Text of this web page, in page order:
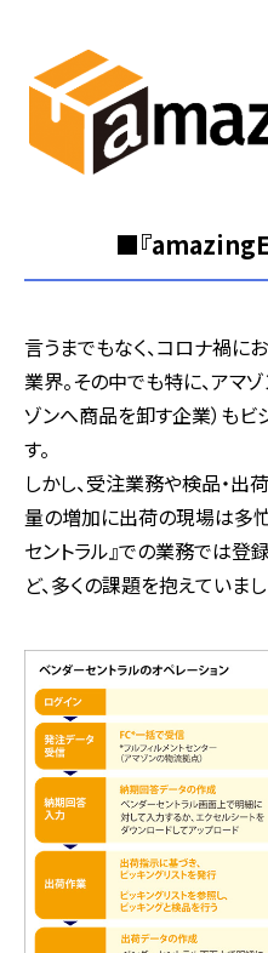
■『
言うまでもなく、コロナ禍
業界。その中でも特に、アマ
ゾンへ商品を卸す企業）も
す。
しかし、受注業務や検品・出
量の増加に出荷の現場は多
セントラル』での業務では登
ど、多くの課題を抱えていまし